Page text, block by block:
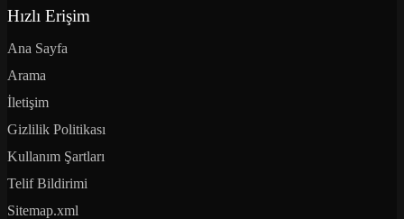
Hızlı Erişim
Ana Sayfa
Arama
İletişim
Gizlilik Politikası
Kullanım Şartları
Telif Bildirimi
Sitemap.xml